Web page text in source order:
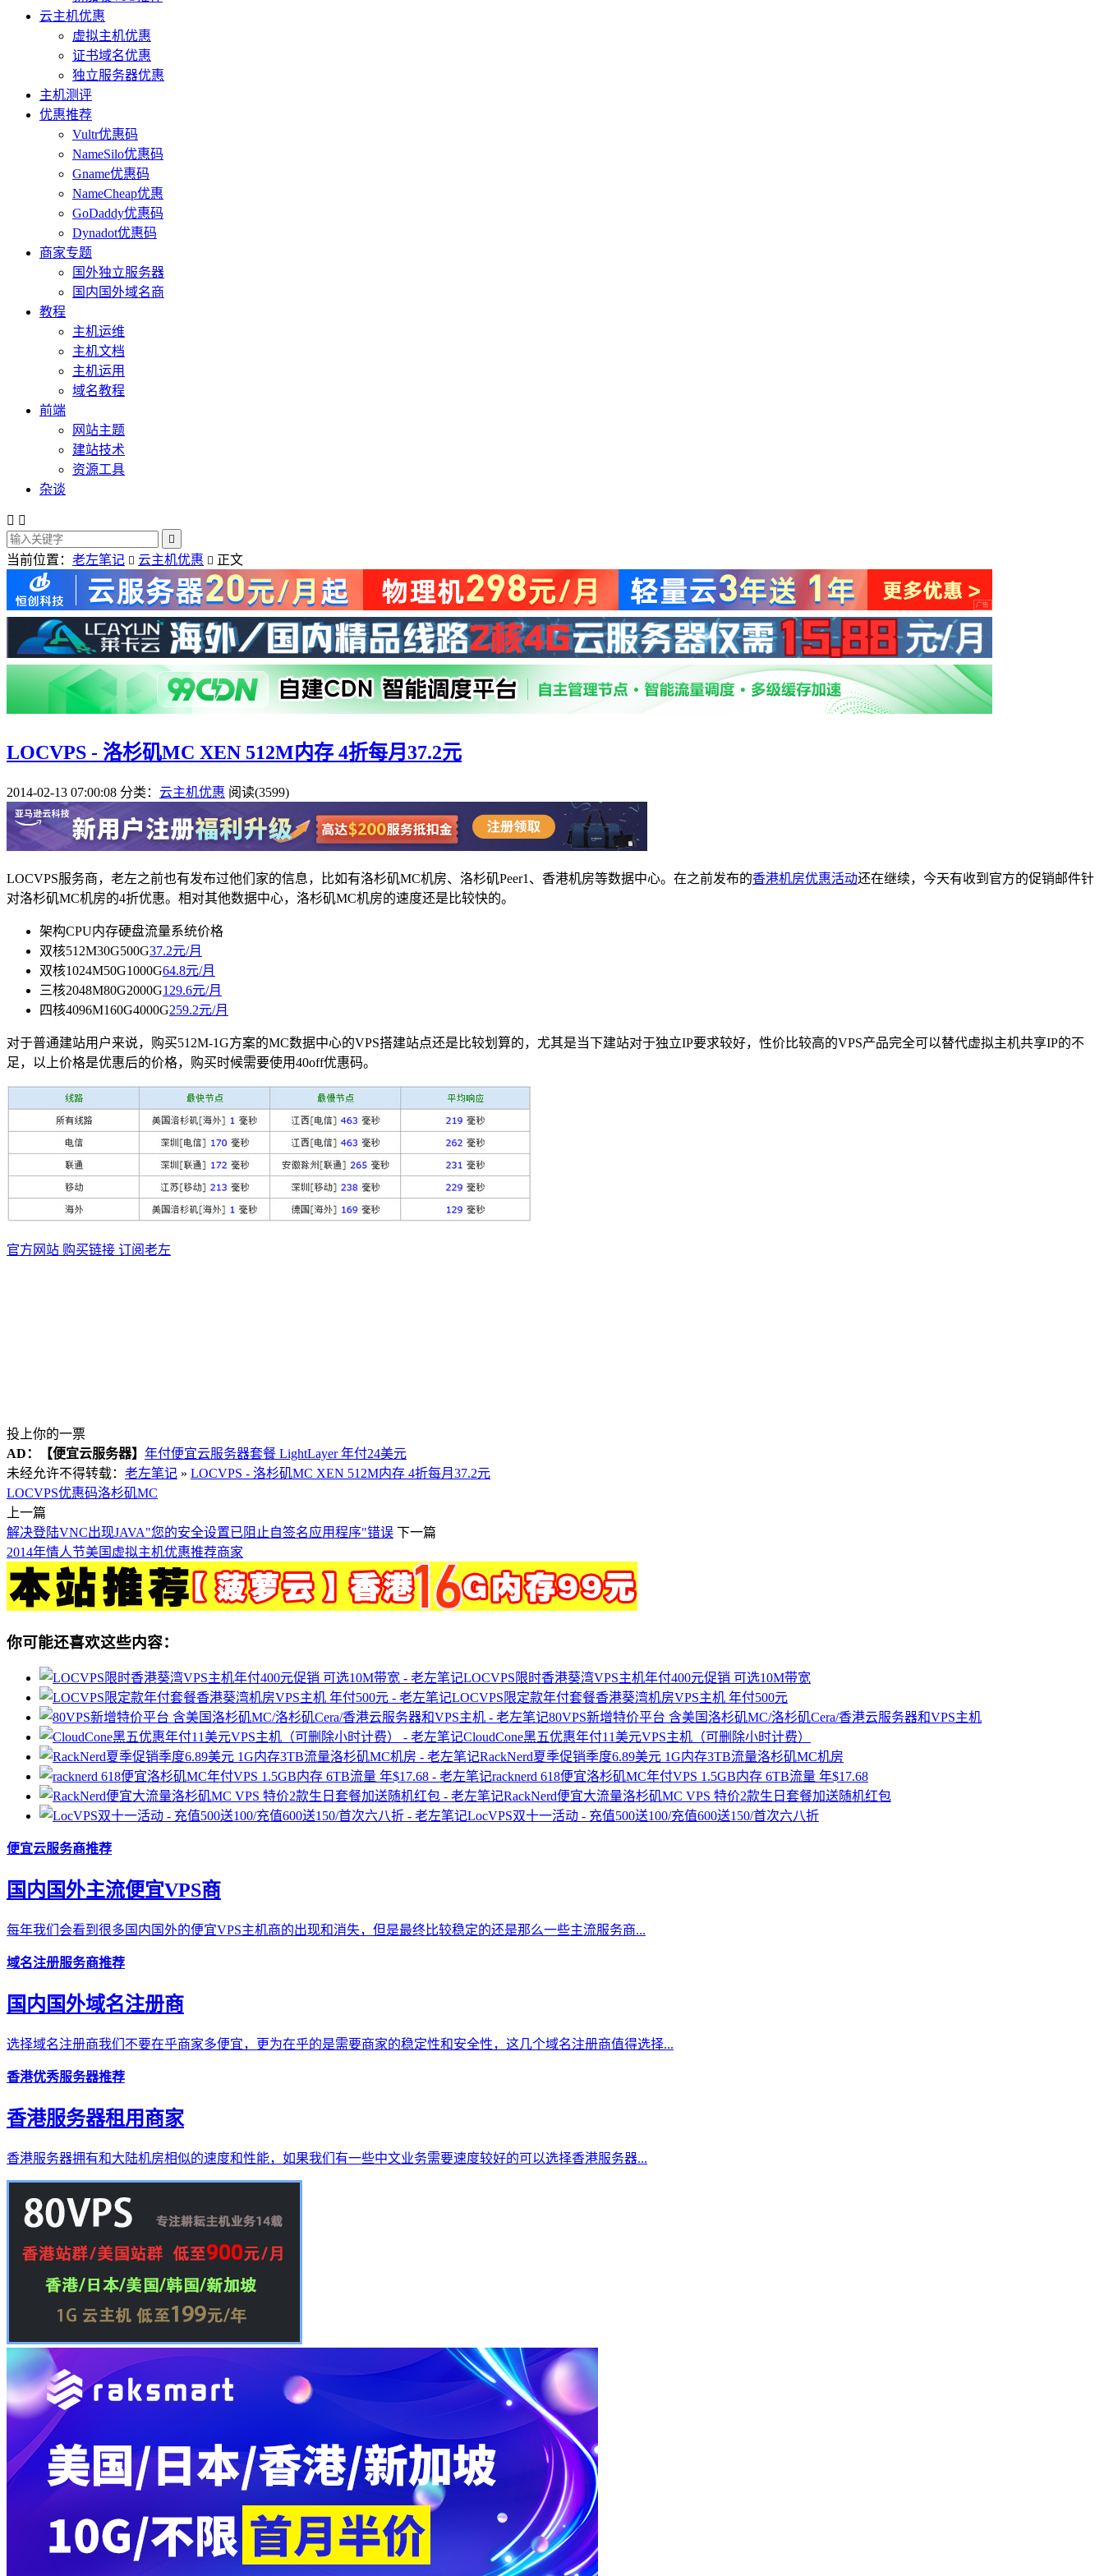
云主机优惠
虚拟主机优惠
证书域名优惠
独立服务器优惠
主机测评
优惠推荐
Vultr优惠码
NameSilo优惠码
Gname优惠码
NameCheap优惠
GoDaddy优惠码
Dynadot优惠码
商家专题
国外独立服务器
国内国外域名商
教程
主机运维
主机文档
主机运用
域名教程
前端
网站主题
建站技术
资源工具
杂谈
 

当前位置： 老左笔记  云主机优惠  正文
LOCVPS - 洛杉矶MC XEN 512M内存 4折每月37.2元
2014-02-13 07:00:08 分类： 云主机优惠 阅读(3599)
LOCVPS服务商，老左之前也有发布过他们家的信息，比如有洛杉矶MC机房、洛杉矶Peer1、香港机房等数据中心。在之前发布的香港机房优惠活动还在继续，今天有收到官方的促销邮件针
对洛杉矶MC机房的4折优惠。相对其他数据中心，洛杉矶MC机房的速度还是比较快的。
架构CPU内存硬盘流量系统价格
双核512M30G500G37.2元/月
双核1024M50G1000G64.8元/月
三核2048M80G2000G129.6元/月
四核4096M160G4000G259.2元/月
对于普通建站用户来说，购买512M-1G方案的MC数据中心的VPS搭建站点还是比较划算的，尤其是当下建站对于独立IP要求较好，性价比较高的VPS产品完全可以替代虚拟主机共享IP的不
足，以上价格是优惠后的价格，购买时候需要使用40off优惠码。
官方网站 购买链接 订阅老左
投上你的一票
AD：
【便宜云服务器】 年付便宜云服务器套餐 LightLayer 年付24美元
未经允许不得转载： 老左笔记 » LOCVPS - 洛杉矶MC XEN 512M内存 4折每月37.2元
LOCVPS优惠码洛杉矶MC
上一篇
解决登陆VNC出现JAVA"您的安全设置已阻止自签名应用程序"错误 下一篇
2014年情人节美国虚拟主机优惠推荐商家
你可能还喜欢这些内容：
LOCVPS限时香港葵湾VPS主机年付400元促销 可选10M带宽
LOCVPS限定款年付套餐香港葵湾机房VPS主机 年付500元
80VPS新增特价平台 含美国洛杉矶MC/洛杉矶Cera/香港云服务器和VPS主机
CloudCone黑五优惠年付11美元VPS主机（可删除小时计费）
RackNerd夏季促销季度6.89美元 1G内存3TB流量洛杉矶MC机房
racknerd 618便宜洛杉矶MC年付VPS 1.5GB内存 6TB流量 年$17.68
RackNerd便宜大流量洛杉矶MC VPS 特价2款生日套餐加送随机红包
LocVPS双十一活动 - 充值500送100/充值600送150/首次六八折
便宜云服务商推荐
国内国外主流便宜VPS商
每年我们会看到很多国内国外的便宜VPS主机商的出现和消失，但是最终比较稳定的还是那么一些主流服务商...
域名注册服务商推荐
国内国外域名注册商
选择域名注册商我们不要在乎商家多便宜，更为在乎的是需要商家的稳定性和安全性，这几个域名注册商值得选择...
香港优秀服务器推荐
香港服务器租用商家
香港服务器拥有和大陆机房相似的速度和性能，如果我们有一些中文业务需要速度较好的可以选择香港服务器...